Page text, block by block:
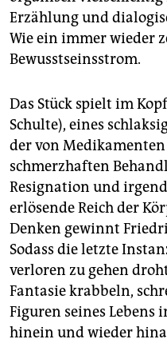
Erzählung und
Wie ein immer wieder
Bewusstseinsstrom.
Das Stück spielt im
Schulte), eines
der von
schmerzhaften
Resignation und
erlösende Reich der
Denken gewinnt
Sodass die letzte
verloren zu gehen
Fantasie krabbeln,
Figuren seines
hinein und wieder